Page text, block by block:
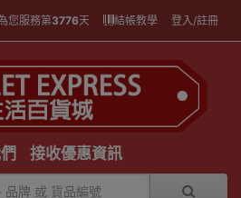
您服務第3776天 結帳教學 登入/註冊
接收優惠資訊